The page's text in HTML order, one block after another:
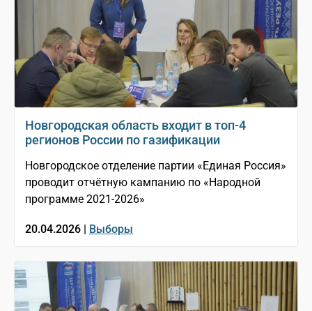
Новгородская область входит в топ-4
регионов России по газификации
Новгородское отделение партии «Единая Россия»
проводит отчётную кампанию по «Народной
программе 2021-2026»
20.04.2026 | Выборы